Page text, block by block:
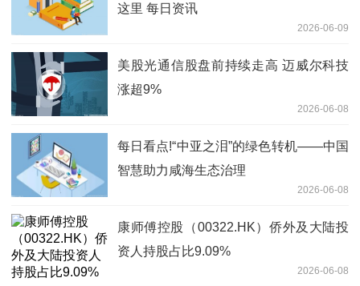
这里 每日资讯
2026-06-09
美股光通信股盘前持续走高 迈威尔科技
涨超9%
2026-06-08
每日看点!“中亚之泪”的绿色转机——中国
智慧助力咸海生态治理
2026-06-08
康师傅控股（00322.HK）侨外及大陆投
资人持股占比9.09%
2026-06-08